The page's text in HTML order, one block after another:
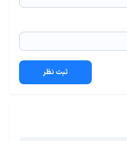
ثبت نظر